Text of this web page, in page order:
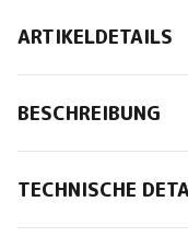
ARTIKELDETAILS
BESCHREIBUNG
TECHNISCHE